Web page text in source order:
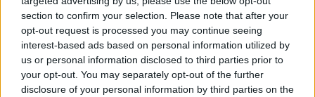
section to confirm your selection. Please note that after your
opt-out request is processed you may continue seeing
interest-based ads based on personal information utilized by
us or personal information disclosed to third parties prior to
your opt-out. You may separately opt-out of the further
disclosure of your personal information by third parties on the
Χαρές και γλέντια για τον Κατσούλη:
Μαθεύτηκαν τα ευχάριστα από τη
Μαριαλένα κι οι ευχές έπεσαν βροχή